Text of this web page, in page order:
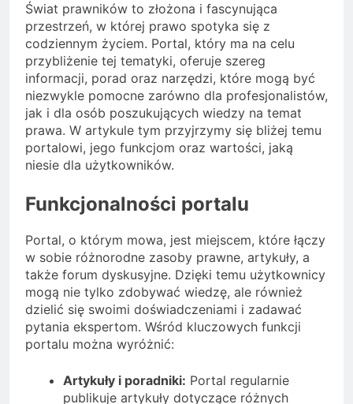
Świat prawników to złożona i fascynująca
przestrzeń, w której prawo spotyka się z
codziennym życiem. Portal, który ma na celu
przybliżenie tej tematyki, oferuje szereg
informacji, porad oraz narzędzi, które mogą być
niezwykle pomocne zarówno dla profesjonalistów,
jak i dla osób poszukujących wiedzy na temat
prawa. W artykule tym przyjrzymy się bliżej temu
portalowi, jego funkcjom oraz wartości, jaką
niesie dla użytkowników.
Funkcjonalności portalu
Portal, o którym mowa, jest miejscem, które łączy
w sobie różnorodne zasoby prawne, artykuły, a
także forum dyskusyjne. Dzięki temu użytkownicy
mogą nie tylko zdobywać wiedzę, ale również
dzielić się swoimi doświadczeniami i zadawać
pytania ekspertom. Wśród kluczowych funkcji
portalu można wyróżnić:
Artykuły i poradniki: Portal regularnie
publikuje artykuły dotyczące różnych